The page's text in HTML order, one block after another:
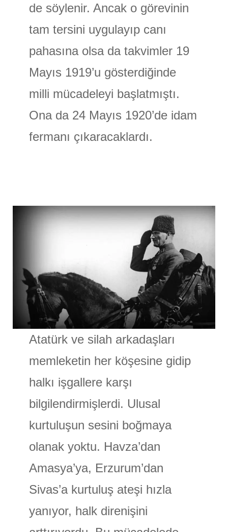
de söylenir. Ancak o görevinin
tam tersini uygulayıp canı
pahasına olsa da takvimler 19
Mayıs 1919’u gösterdiğinde
milli mücadeleyi başlatmıştı.
Ona da 24 Mayıs 1920’de idam
fermanı çıkaracaklardı.
Atatürk ve silah arkadaşları
memleketin her köşesine gidip
halkı işgallere karşı
bilgilendirmişlerdi. Ulusal
kurtuluşun sesini boğmaya
olanak yoktu. Havza’dan
Amasya’ya, Erzurum’dan
Sivas’a kurtuluş ateşi hızla
yanıyor, halk direnişini